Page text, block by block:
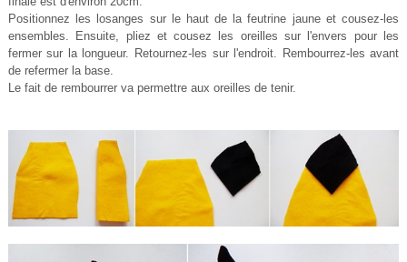
Positionnez les losanges sur le haut de la feutrine jaune et cousez-les
ensembles. Ensuite, pliez et cousez les oreilles sur l'envers pour les
fermer sur la longueur. Retournez-les sur l'endroit. Rembourrez-les avant
de refermer la base.
Le fait de rembourrer va permettre aux oreilles de tenir.